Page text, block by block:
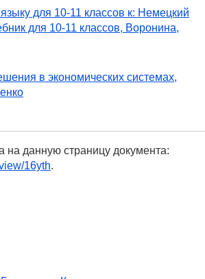
для 10-11 классов к: Немецкий
для 10-11 классов, Воронина,
в экономических системах,
на данную страницу документа:
16yth.